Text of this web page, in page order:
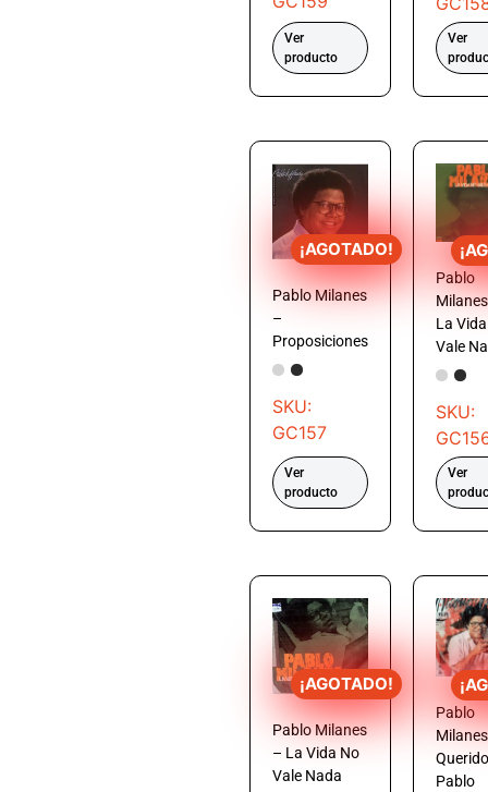
Ver
producto
Ver
¡AGOTADO!
Pablo Milanes
–
Proposiciones
SKU:
GC157
Ver
producto
Pablo
La
Vale
SKU:
Ver
¡AGOTADO!
Pablo Milanes
– La Vida No
Vale Nada
Pablo
Querido
Pablo